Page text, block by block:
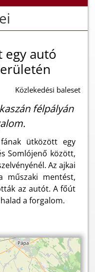
egy autó
Közlekedési baleset
félpályán
ütközött egy
Somlójenő között,
Az ajkai
műszaki mentést,
az autót. A főút
a forgalom.